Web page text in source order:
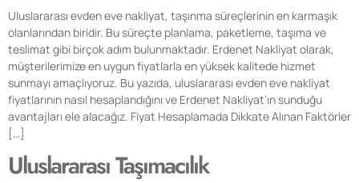
Uluslararası evden eve nakliyat, taşınma süreçlerinin en karmaşık
olanlarından biridir. Bu süreçte planlama, paketleme, taşıma ve
teslimat gibi birçok adım bulunmaktadır. Erdenet Nakliyat olarak,
müşterilerimize en uygun fiyatlarla en yüksek kalitede hizmet
sunmayı amaçlıyoruz. Bu yazıda, uluslararası evden eve nakliyat
fiyatlarının nasıl hesaplandığını ve Erdenet Nakliyat’ın sunduğu
avantajları ele alacağız. Fiyat Hesaplamada Dikkate Alınan Faktörler
[…]
Uluslararası Taşımacılık